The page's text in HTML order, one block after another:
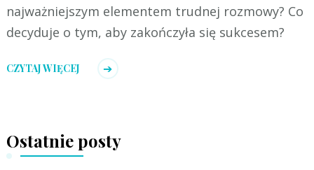
najważniejszym elementem trudnej rozmowy? Co
decyduje o tym, aby zakończyła się sukcesem?
CZYTAJ WIĘCEJ
Ostatnie posty